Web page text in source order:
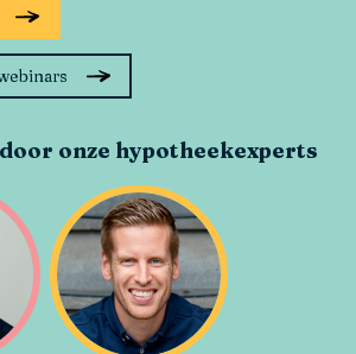
onze hypotheekexperts